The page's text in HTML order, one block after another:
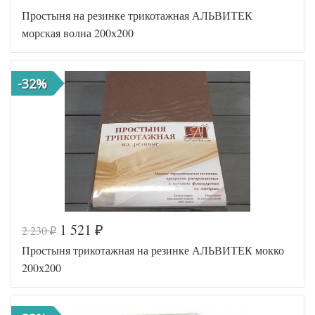
Артикул
AL200092
5570754
Ткань
Размер
простыни
200х200
(на
резинке)
Производитель
Код товара
546-686
Артикул
AL200092
Размер
простыни
200х200
Простыня на резинке трикотажная АЛЬВИТЕК
морская волна 200х200
-32%
2 230₽ 1 521 ₽
Простыня трикотажная на резинке АЛЬВИТЕК мокко
200х200